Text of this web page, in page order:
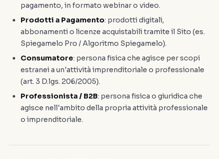
pagamento, in formato webinar o video.
Prodotti a Pagamento: prodotti digitali,
abbonamenti o licenze acquistabili tramite il Sito (es.
Spiegamelo Pro / Algoritmo Spiegamelo).
Consumatore: persona fisica che agisce per scopi
estranei a un'attività imprenditoriale o professionale
(art. 3 D.lgs. 206/2005).
Professionista / B2B: persona fisica o giuridica che
agisce nell'ambito della propria attività professionale
o imprenditoriale.